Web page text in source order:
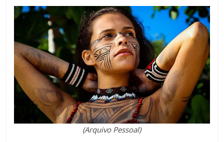
(Arquivo Pessoal)